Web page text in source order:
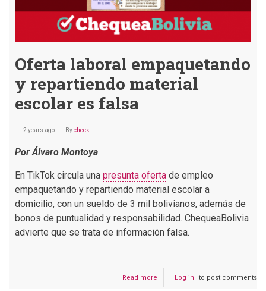
Oferta laboral empaquetando
y repartiendo material
escolar es falsa
2 years ago Bycheck
Por Álvaro Montoya
En TikTok circula una presunta oferta de empleo
empaquetando y repartiendo material escolar a
domicilio, con un sueldo de 3 mil bolivianos, además de
bonos de puntualidad y responsabilidad. ChequeaBolivia
advierte que se trata de información falsa.
Read more
Oferta
Log in to post comments